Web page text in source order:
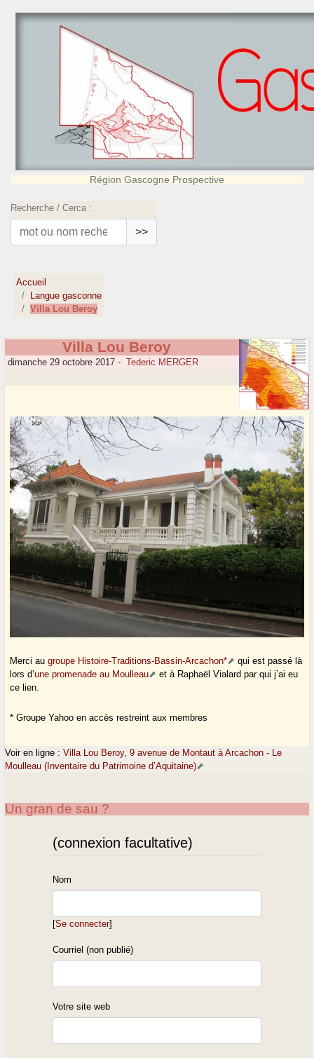
Région Gascogne Prospective
Recherche / Cerca :
>>
Accueil
Langue gasconne
Villa Lou Beroy
Villa Lou Beroy
dimanche 29 octobre 2017 - Tederic MERGER
Merci augroupe Histoire-Traditions-Bassin-Arcachon*
qui est passé là
lors d’une promenade au Moulleau
et à Raphaël Vialard par qui j’ai eu
ce lien.
* Groupe Yahoo en accès restreint aux membres
Voir en ligne :Villa Lou Beroy, 9 avenue de Montaut à Arcachon - Le
Moulleau (Inventaire du Patrimoine d’Aquitaine)
Un gran de sau ?
(connexion facultative)
Nom
[Se connecter]
Courriel (non publié)
Votre site web